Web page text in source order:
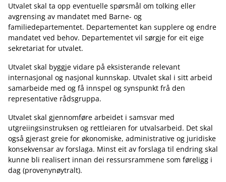
Utvalet skal ta opp eventuelle spørsmål om tolking eller
avgrensing av mandatet med Barne- og
familiedepartementet. Departementet kan supplere og endre
mandatet ved behov. Departementet vil sørgje for eit eige
sekretariat for utvalet.
Utvalet skal byggje vidare på eksisterande relevant
internasjonal og nasjonal kunnskap. Utvalet skal i sitt arbeid
samarbeide med og få innspel og synspunkt frå den
representative rådsgruppa.
Utvalet skal gjennomføre arbeidet i samsvar med
utgreiingsinstruksen og rettleiaren for utvalsarbeid. Det skal
også gjerast greie for økonomiske, administrative og juridiske
konsekvensar av forslaga. Minst eit av forslaga til endring skal
kunne bli realisert innan dei ressursrammene som føreligg i
dag (provenynøytralt).